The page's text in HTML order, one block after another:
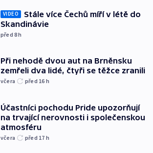
VIDEO
Stále více Čechů míří v létě do
Skandinávie
před 8h
Při nehodě dvou aut na Brněnsku
zemřeli dva lidé, čtyři se těžce zranili
včera před 16 h
Účastníci pochodu Pride upozorňují
na trvající nerovnosti i společenskou
atmosféru
včera před 17 h